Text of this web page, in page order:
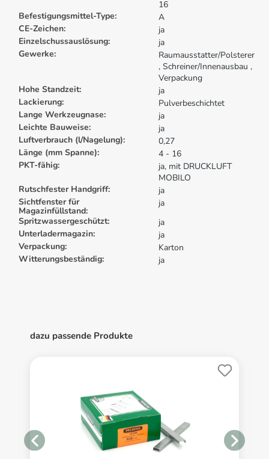
16
Befestigungsmittel-Type:
A
CE-Zeichen:
ja
Einzelschussauslösung:
ja
Gewerke:
Raumausstatter/Polsterer
, Schreiner/Innenausbau ,
Verpackung
Hohe Standzeit:
ja
Lackierung:
Pulverbeschichtet
Lange Werkzeugnase:
ja
Leichte Bauweise:
ja
Luftverbrauch (l/Nagelung):
0,27
Länge (mm Spanne):
4 - 16
PKT-fähig:
ja, mit DRUCKLUFT
MOBILO
Rutschfester Handgriff:
ja
Sichtfenster für
Magazinfüllstand:
ja
Spritzwassergeschützt:
ja
Unterladermagazin:
ja
Verpackung:
Karton
Witterungsbeständig:
ja
dazu passende Produkte